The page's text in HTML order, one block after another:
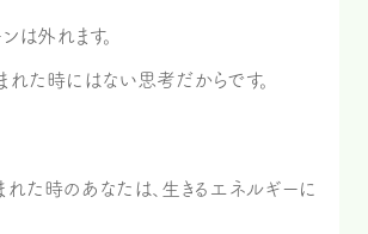
は外れます。
れた時にはない思考だからです。
れた時のあなたは、生きるエネルギーに